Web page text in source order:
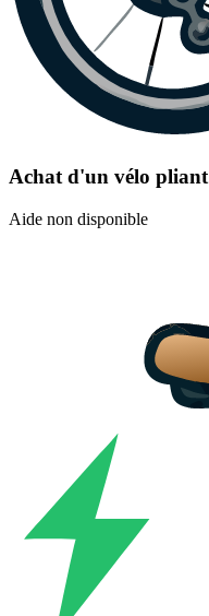
Achat d'un vélo pliant
Aide non disponible